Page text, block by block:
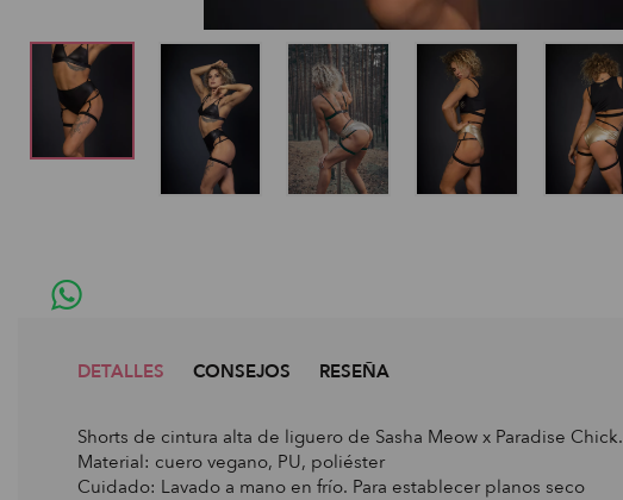
DETALLES CONSEJOS RESEÑA
Shorts de cintura alta de liguero de Sasha Meow x Paradise Chick.
Material: cuero vegano, PU, poliéster
Cuidado: Lavado a mano en frío. Para establecer planos seco